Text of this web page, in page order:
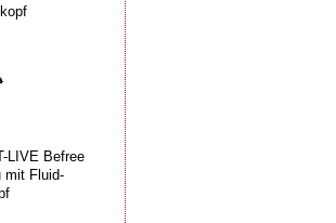
LIVE Befree
mit Fluid-